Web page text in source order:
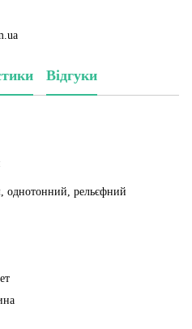
Відгуки
однотонний, рельєфний